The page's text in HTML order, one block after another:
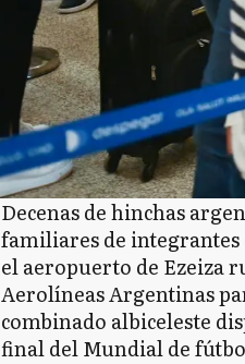
Decenas de hinchas
familiares de integrantes
el aeropuerto de Ezeiza
Aerolíneas Argentinas
combinado albiceleste
final del Mundial de